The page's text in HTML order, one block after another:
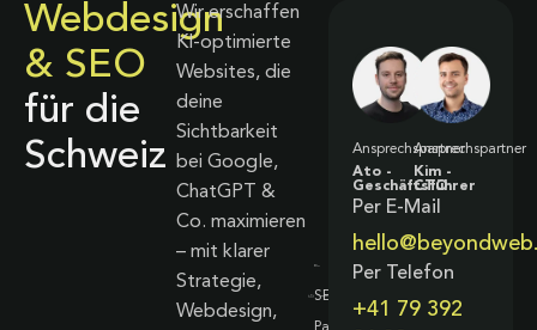
Webdesign
& SEO
für die
Schweiz
Wir erschaffen
KI-optimierte
Websites, die
deine
Sichtbarkeit
bei Google,
ChatGPT &
Co. maximieren
– mit klarer
Strategie,
Webdesign,
Ansprechspartner
Ato -
Geschäftsführer
Ansprechspartner
Kim -
CTO
Per E-Mail
Per Telefon
+41 79 392